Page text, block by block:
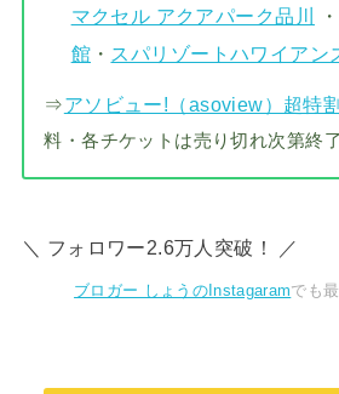
マクセル アクアパーク品川
・
館 ・ スパリゾートハワイアン
⇒アソビュー!（asoview）超特割
料・各チケットは売り切れ次第終了
＼ フォロワー2.6万人突破！ ／
ブロガー しょうのInstagaramでも